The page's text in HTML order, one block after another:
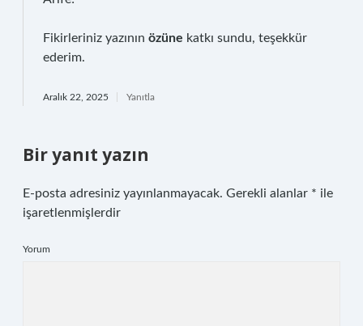
Fikirleriniz yazının özüne katkı sundu, teşekkür
ederim.
Aralık 22, 2025 Yanıtla
Bir yanıt yazın
E-posta adresiniz yayınlanmayacak. Gerekli alanlar * ile
işaretlenmişlerdir
Yorum